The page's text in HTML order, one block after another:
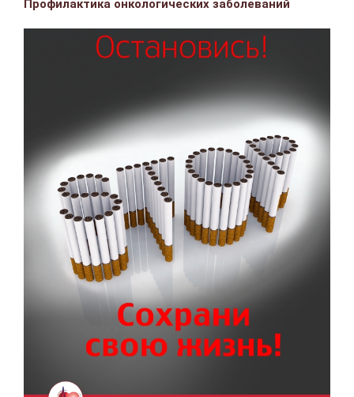
Профилактика онкологических заболеваний